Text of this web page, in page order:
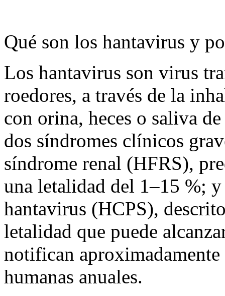
Qué son los hantavirus y
Los hantavirus son virus
roedores, a través de la
con orina, heces o saliva
dos síndromes clínicos
síndrome renal (HFRS),
una letalidad del 1–15 %;
hantavirus (HCPS),
letalidad que puede
notifican
humanas anuales.